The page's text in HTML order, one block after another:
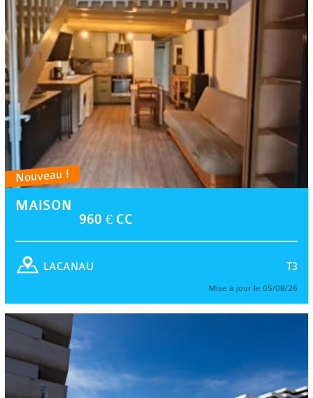
Nouveau !
MAISON
960 € CC
T3
LACANAU
Mise à jour le 05/08/26